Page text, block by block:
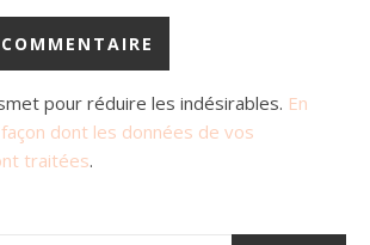
pour réduire les indésirables. En
dont les données de vos
traitées.